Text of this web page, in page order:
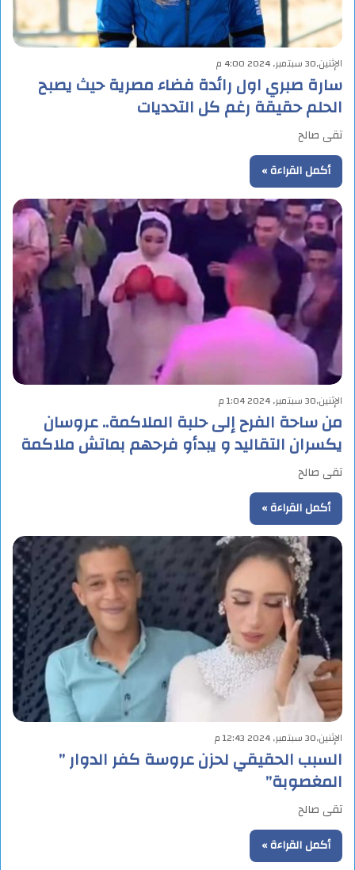
الإثنين,30 سبتمبر, 2024 4:00 م
سارة صبري اول رائدة فضاء مصرية حيث يصبح
الحلم حقيقة رغم كل التحديات
تقى صالح
أكمل القراءة »
الإثنين,30 سبتمبر, 2024 1:04 م
من ساحة الفرح إلى حلبة الملاكمة.. عروسان
يكسران التقاليد و يبدأو فرحهم بماتش ملاكمة
تقى صالح
أكمل القراءة »
الإثنين,30 سبتمبر, 2024 12:43 م
السبب الحقيقي لحزن عروسة كفر الدوار ”
المغصوبة”
تقى صالح
أكمل القراءة »